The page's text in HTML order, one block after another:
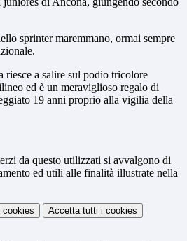
sprinter maremmano, ormai sempre
riesce a salire sul podio tricolore
ed è un meraviglioso regalo di
19 anni proprio alla vigilia della
da questo utilizzati si avvalgono di
ed utili alle finalità illustrate nella
cookies Accetta tutti i cookies